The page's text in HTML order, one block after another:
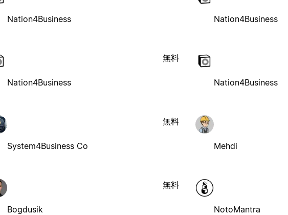
Nation4Business Nation4Business
Nation4Business
無料
Nation4Business
System4Business Co
無料
Mehdi
Bogdusik
無料
NotoMantra